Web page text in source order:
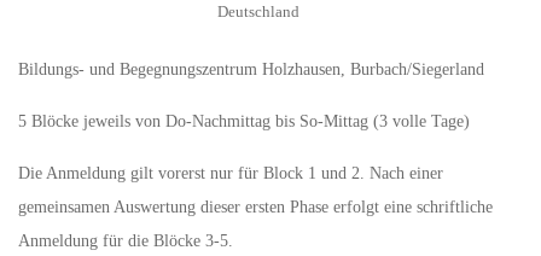
Deutschland
Bildungs- und Begegnungszentrum Holzhausen, Burbach/Siegerland
5 Blöcke jeweils von Do-Nachmittag bis So-Mittag (3 volle Tage)
Die Anmeldung gilt vorerst nur für Block 1 und 2. Nach einer
gemeinsamen Auswertung dieser ersten Phase erfolgt eine schriftliche
Anmeldung für die Blöcke 3-5.